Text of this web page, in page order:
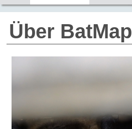
Über BatMap